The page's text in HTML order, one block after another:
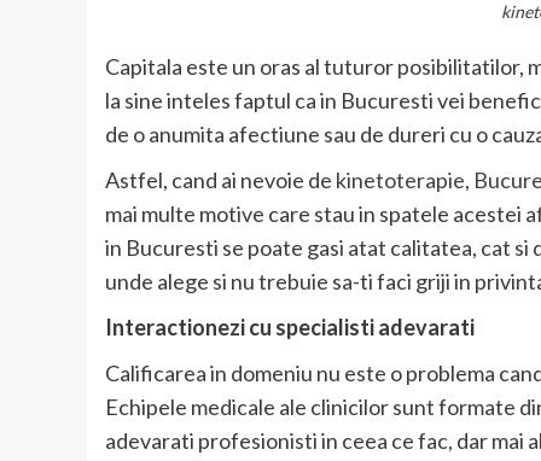
Capitala este un oras al tuturor posibilitatilor,
la sine inteles faptul ca in Bucuresti vei
de o anumita afectiune sau de dureri cu o
Astfel, cand ai nevoie de kinetoterapie,
mai multe motive care stau in spatele acestei
in Bucuresti se poate gasi atat calitatea, cat
unde alege si nu trebuie sa-ti faci griji in
Interactionezi cu specialisti adevarati
Calificarea in domeniu nu este o problema
Echipele medicale ale clinicilor sunt formate
adevarati profesionisti in ceea ce fac, dar mai